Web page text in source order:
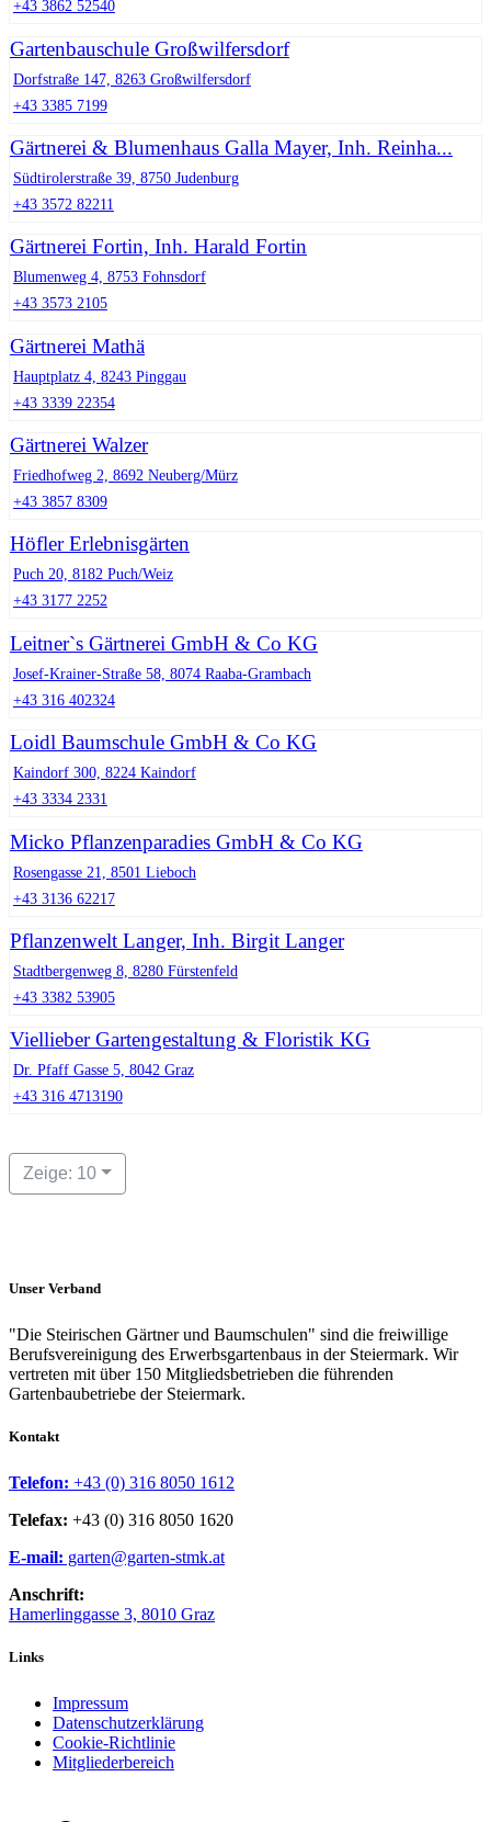
+43 3862 52540
Gartenbauschule Großwilfersdorf
Dorfstraße 147, 8263 Großwilfersdorf
+43 3385 7199
Gärtnerei & Blumenhaus Galla Mayer, Inh. Reinha...
Südtirolerstraße 39, 8750 Judenburg
+43 3572 82211
Gärtnerei Fortin, Inh. Harald Fortin
Blumenweg 4, 8753 Fohnsdorf
+43 3573 2105
Gärtnerei Mathä
Hauptplatz 4, 8243 Pinggau
+43 3339 22354
Gärtnerei Walzer
Friedhofweg 2, 8692 Neuberg/Mürz
+43 3857 8309
Höfler Erlebnisgärten
Puch 20, 8182 Puch/Weiz
+43 3177 2252
Leitner`s Gärtnerei GmbH & Co KG
Josef-Krainer-Straße 58, 8074 Raaba-Grambach
+43 316 402324
Loidl Baumschule GmbH & Co KG
Kaindorf 300, 8224 Kaindorf
+43 3334 2331
Micko Pflanzenparadies GmbH & Co KG
Rosengasse 21, 8501 Lieboch
+43 3136 62217
Pflanzenwelt Langer, Inh. Birgit Langer
Stadtbergenweg 8, 8280 Fürstenfeld
+43 3382 53905
Viellieber Gartengestaltung & Floristik KG
Dr. Pfaff Gasse 5, 8042 Graz
+43 316 4713190
Zeige: 10
Unser Verband
"Die Steirischen Gärtner und Baumschulen" sind die freiwillige
Berufsvereinigung des Erwerbsgartenbaus in der Steiermark. Wir
vertreten mit über 150 Mitgliedsbetrieben die führenden
Gartenbaubetriebe der Steiermark.
Kontakt
Telefon: +43 (0) 316 8050 1612
Telefax: +43 (0) 316 8050 1620
E-mail: garten@garten-stmk.at
Anschrift:
Hamerlinggasse 3, 8010 Graz
Links
Impressum
Datenschutzerklärung
Cookie-Richtlinie
Mitgliederbereich